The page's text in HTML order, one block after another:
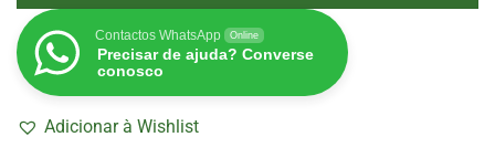
Contactos WhatsApp Online
Precisar de ajuda? Converse
conosco
Adicionar à Wishlist